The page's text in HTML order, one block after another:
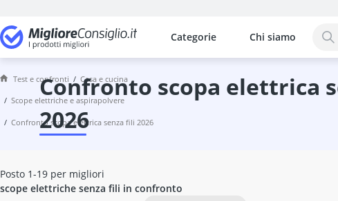
Categorie
I confronti più popolari per categoria
Casa e cucina
Accendigrill elettrico
Accendino ad arco
acciarino
Chi siamo
Test e confronti casa e cucina
scope elettriche e aspirapolvere
confronto scopa elettrica senza fili 2026
confronto scopa elettrica senza fili
2026
Posto 1-19 per migliori
scope elettriche senza fili in confronto